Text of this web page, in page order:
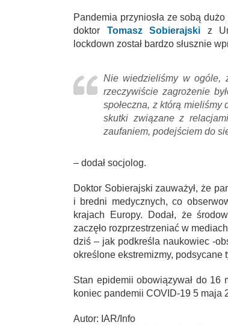
Pandemia przyniosła ze sobą
doktor Tomasz Sobierajski z
lockdown został bardzo słusznie
Nie wiedzieliśmy w ogóle,
rzeczywiście zagrożenie
społeczna, z którą mieliśmy
skutki związane z
zaufaniem, podejściem do
– dodał socjolog.
Doktor Sobierajski zauważył, że
i bredni medycznych, co
krajach Europy. Dodał, że
zaczęło rozprzestrzeniać w
dziś – jak podkreśla naukowiec -
określone ekstremizmy, podsycane
Stan epidemii obowiązywał do 16
koniec pandemii COVID-19 5 maja
Autor: IAR/Info